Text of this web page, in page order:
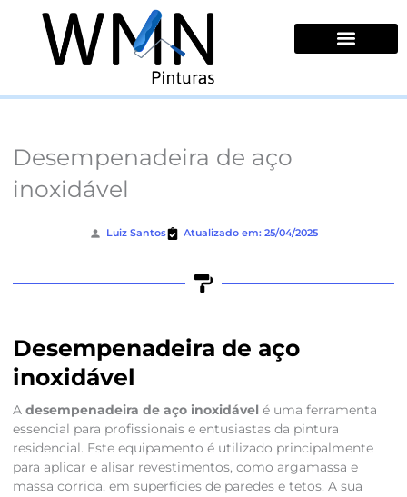
conteúdo
Desempenadeira de aço
inoxidável
Luiz Santos Atualizado em: 25/04/2025
Desempenadeira de aço
inoxidável
A desempenadeira de aço inoxidável é uma ferramenta
essencial para profissionais e entusiastas da pintura
residencial. Este equipamento é utilizado principalmente
para aplicar e alisar revestimentos, como argamassa e
massa corrida, em superfícies de paredes e tetos. A sua